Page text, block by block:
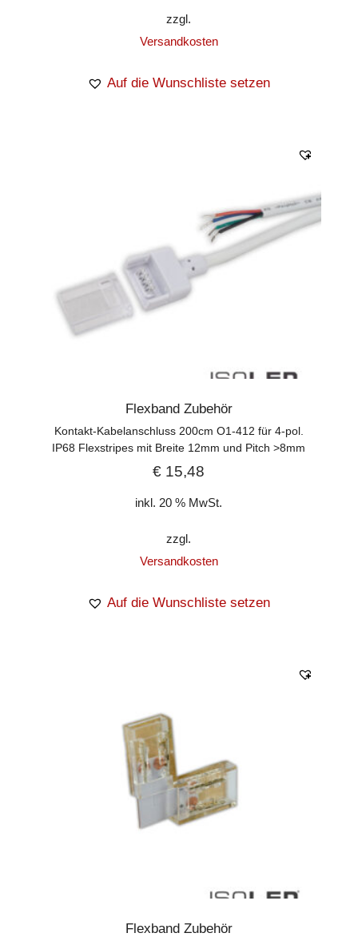
zzgl.
Versandkosten
Auf die Wunschliste setzen
Flexband Zubehör
Kontakt-Kabelanschluss 200cm O1-412 für 4-pol.
IP68 Flexstripes mit Breite 12mm und Pitch >8mm
€ 15,48
inkl. 20 % MwSt.
zzgl.
Versandkosten
Auf die Wunschliste setzen
Flexband Zubehör